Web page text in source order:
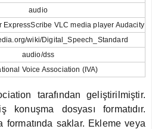
audio
ExpressScribe VLC media player Audacity
wiki/Digital_Speech_Standard
audio/dss
Voice Association (IVA)
tarafından geliştirilmiştir.
konuşma dosyası formatıdır.
formatında saklar. Ekleme veya